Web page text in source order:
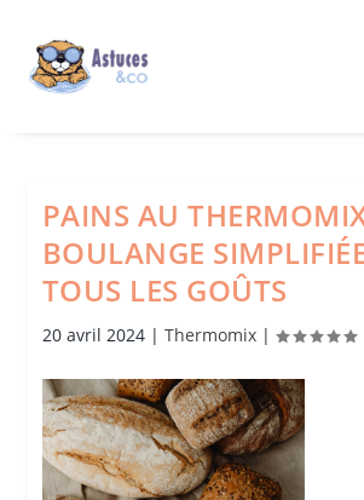
PAINS AU
BOULANGE
TOUS LES GOÛTS
20 avril 2024| Thermomix|